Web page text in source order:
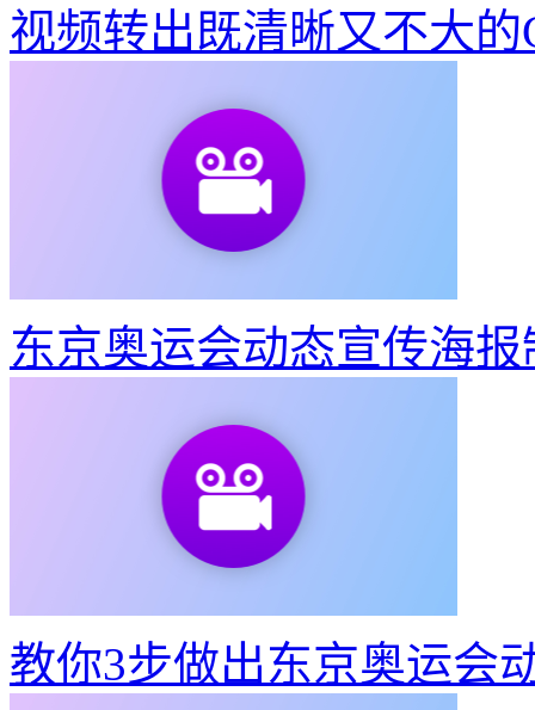
东京奥运会动态宣传海
教你3步做出东京奥运会